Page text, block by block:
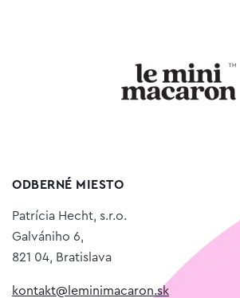
ODBERNÉ MIESTO
Patrícia Hecht, s.r.o.
Galvániho 6,
821 04, Bratislava
kontakt@leminimacaron.sk